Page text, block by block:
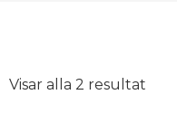
Visar alla 2 resultat